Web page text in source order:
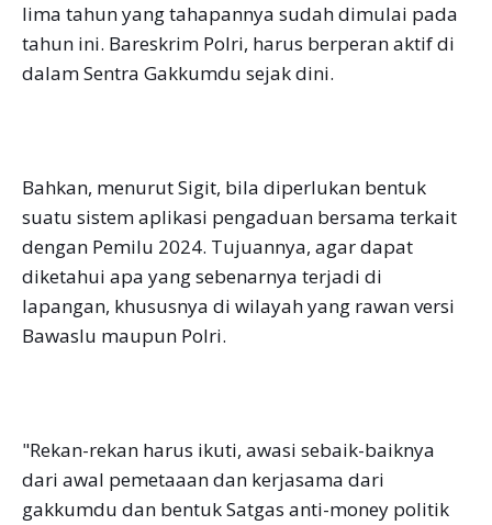
lima tahun yang tahapannya sudah dimulai pada
tahun ini. Bareskrim Polri, harus berperan aktif di
dalam Sentra Gakkumdu sejak dini.
Bahkan, menurut Sigit, bila diperlukan bentuk
suatu sistem aplikasi pengaduan bersama terkait
dengan Pemilu 2024. Tujuannya, agar dapat
diketahui apa yang sebenarnya terjadi di
lapangan, khususnya di wilayah yang rawan versi
Bawaslu maupun Polri.
"Rekan-rekan harus ikuti, awasi sebaik-baiknya
dari awal pemetaaan dan kerjasama dari
gakkumdu dan bentuk Satgas anti-money politik